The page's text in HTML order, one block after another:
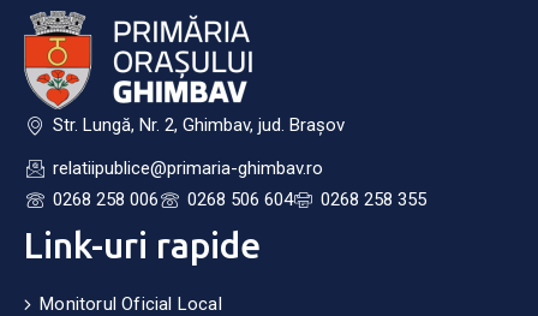
Str. Lungă, Nr. 2, Ghimbav, jud. Brașov
relatiipublice@primaria-ghimbav.ro
0268 258 006
0268 506 604 0268 258 355
Link-uri rapide
Monitorul Oficial Local